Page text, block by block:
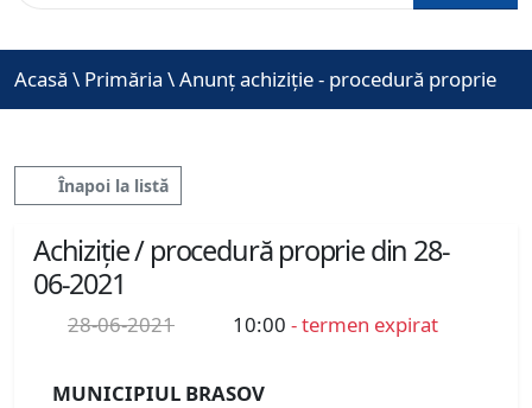
Acasă \ Primăria \Anunț achiziție - procedură proprie
Înapoi la listă
Achiziție / procedură proprie din 28-
06-2021
28-06-2021 10:00 - termen expirat
MUNICIPIUL BRASOV